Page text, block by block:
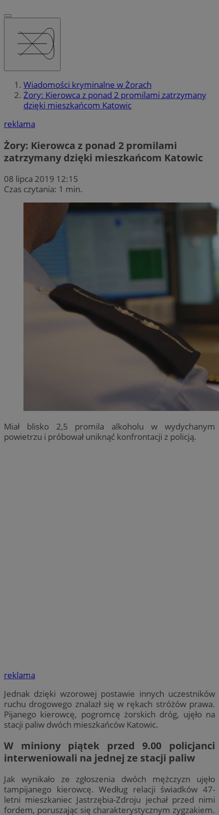
Wiadomości kryminalne w Żorach
Żory: Kierowca z ponad 2 promilami zatrzymany
dzięki mieszkańcom Katowic
reklama
Żory: Kierowca z ponad 2 promilami
zatrzymany dzięki mieszkańcom Katowic
08 lipca 2019 12:15
Czas czytania: 1 min.
Miał blisko 2,5 promila alkoholu w wydychanym
powietrzu i próbował uniknąć konfrontacji z policją.
reklama
Jednak dzięki wzorowej postawie innych uczestników
ruchu drogowego znalazł się w rękach stróżów prawa.
Pijanego kierowcę, pogromcę żorskich dróg, ujęło na
stacji paliw dwóch mieszkańców Katowic.
W miniony piątek przed 9.00 policjanci
interweniowali na jednej ze stacji paliw
Jak wynikało ze zgłoszenia dwóch mężczyzn ujęło
tampijanego kierowcę. Według relacji świadków 47-
letni mieszkaniec Jastrzębia-Zdroju jechał przed nimi
fordem, poruszając się charakterystycznym zygzakiem.